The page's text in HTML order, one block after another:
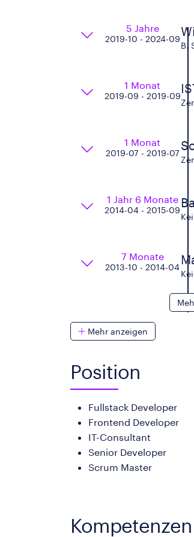
5 Jahre
2019-10 - 2024-09
B.
1 Monat
2019-09 - 2019-09
1 Monat
2019-07 - 2019-07
1 Jahr 6 Monate
2014-04 - 2015-09
7 Monate
2013-10 - 2014-04
Mehr anzeigen
Position
Fullstack Developer
Frontend Developer
IT-Consultant
Senior Developer
Scrum Master
Kompetenzen